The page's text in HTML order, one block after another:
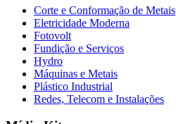
Corte e Conformação de Metais
Eletricidade Moderna
Fotovolt
Fundição e Serviços
Hydro
Máquinas e Metais
Plástico Industrial
Redes, Telecom e Instalações